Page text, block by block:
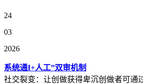
24
03
2026
系统通I+人工”双审机制
社交裂变：让创做获得卑沉创做者可通